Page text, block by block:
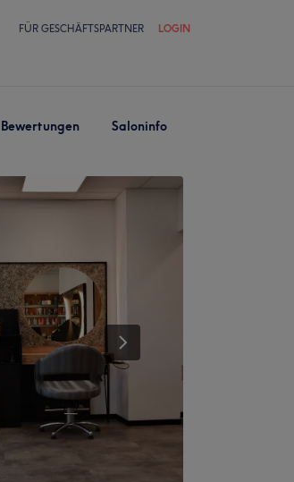
FÜR GESCHÄFTSPARTNER LOGIN
Bewertungen Saloninfo